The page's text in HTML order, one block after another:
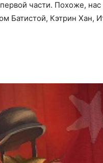
части. Похоже,
Батистой, Кэтрин Хан,